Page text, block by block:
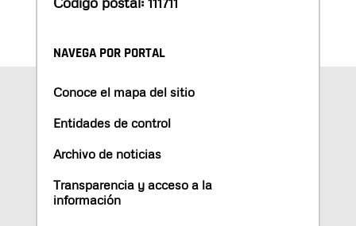
NAVEGA POR PORTAL
Conoce el mapa del sitio
Entidades de control
Archivo de noticias
Transparencia y acceso a la
información